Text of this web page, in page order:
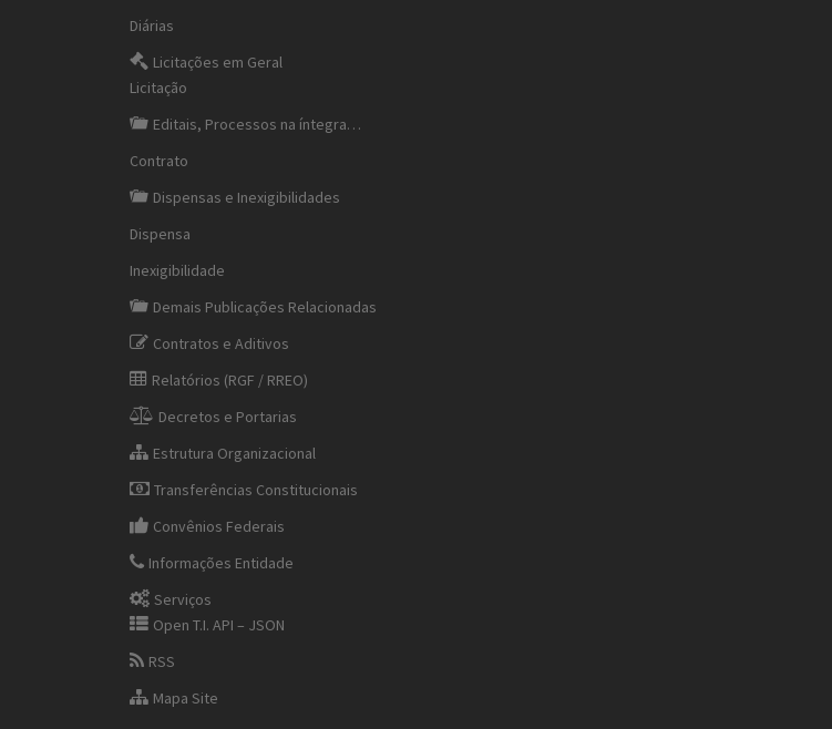
Diárias
Licitações em Geral
Licitação
Editais, Processos na íntegra…
Contrato
Dispensas e Inexigibilidades
Dispensa
Inexigibilidade
Demais Publicações Relacionadas
Contratos e Aditivos
Relatórios (RGF / RREO)
Decretos e Portarias
Estrutura Organizacional
Transferências Constitucionais
Convênios Federais
Informações Entidade
Serviços
Open T.I. API – JSON
RSS
Mapa Site